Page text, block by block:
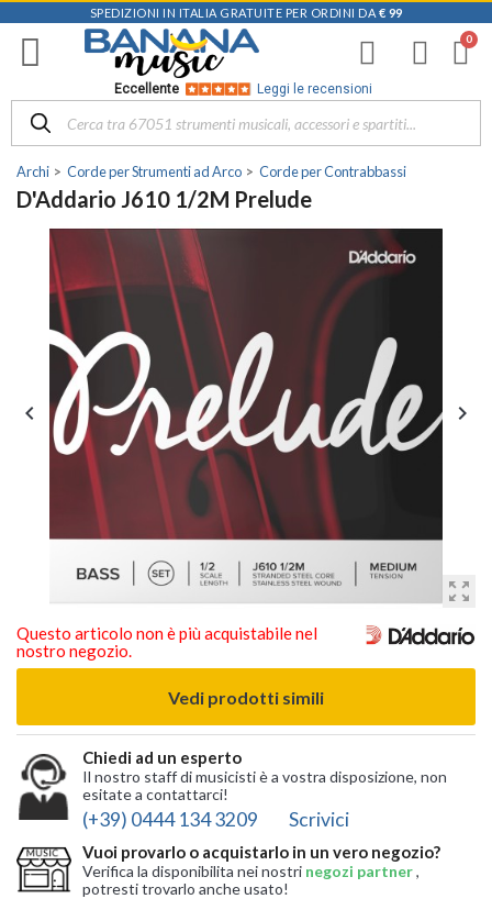
SPEDIZIONI IN ITALIA GRATUITE PER ORDINI DA € 99
Eccellente Leggi le recensioni
Archi Corde per Strumenti ad Arco Corde per Contrabbassi
D'Addario J610 1/2M Prelude
zoom_out_map
 
Questo articolo non è più acquistabile nel
nostro negozio.
Vedi prodotti simili
Chiedi ad un esperto
Il nostro staff di musicisti è a vostra disposizione, non
esitate a contattarci!
(+39) 0444 134 3209 Scrivici
Vuoi provarlo o acquistarlo in un vero negozio?
Verifica la disponibilita nei nostri negozi partner,
potresti trovarlo anche usato!